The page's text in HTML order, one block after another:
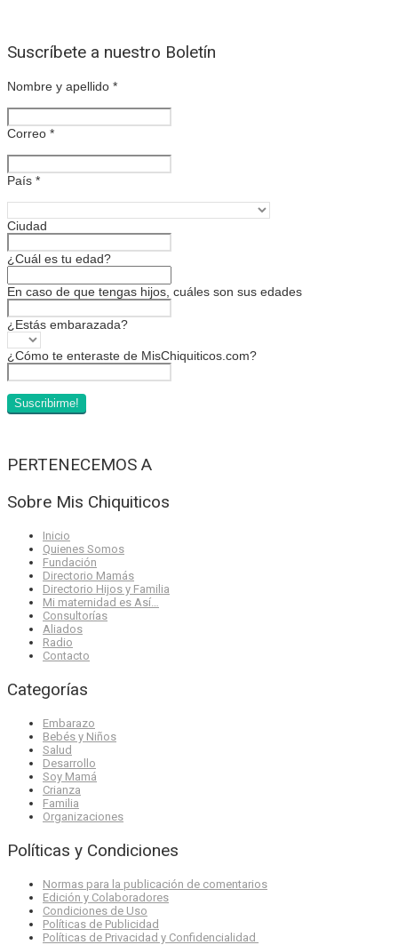
Suscríbete a nuestro Boletín
Nombre y apellido *
Correo *
País *
Ciudad
¿Cuál es tu edad?
En caso de que tengas hijos, cuáles son sus edades
¿Estás embarazada?
¿Cómo te enteraste de MisChiquiticos.com?
PERTENECEMOS A
Sobre Mis Chiquiticos
Inicio
Quienes Somos
Fundación
Directorio Mamás
Directorio Hijos y Familia
Mi maternidad es Así…
Consultorías
Aliados
Radio
Contacto
Categorías
Embarazo
Bebés y Niños
Salud
Desarrollo
Soy Mamá
Crianza
Familia
Organizaciones
Políticas y Condiciones
Normas para la publicación de comentarios
Edición y Colaboradores
Condiciones de Uso
Políticas de Publicidad
Políticas de Privacidad y Confidencialidad